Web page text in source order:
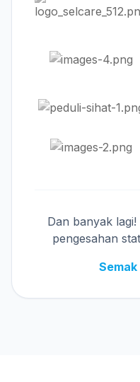
Dan banyak
pengesahan
Semak